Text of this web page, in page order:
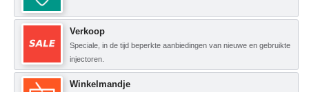
Verkoop
Speciale, in de tijd beperkte aanbiedingen van nieuwe en gebruikte
injectoren.
Winkelmandje